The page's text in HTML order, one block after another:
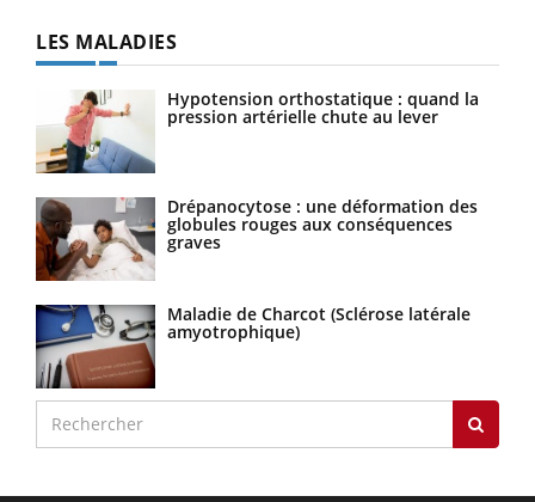
LES MALADIES
Hypotension orthostatique : quand la
pression artérielle chute au lever
Drépanocytose : une déformation des
globules rouges aux conséquences
graves
Maladie de Charcot (Sclérose latérale
amyotrophique)